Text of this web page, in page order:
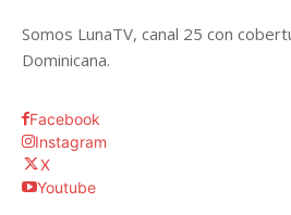
Somos LunaTV, canal 25 con
Dominicana.
Facebook
Instagram
X
Youtube